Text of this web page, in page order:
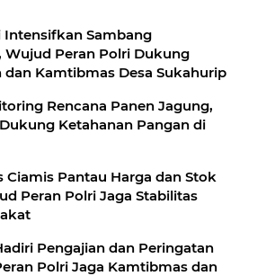
Intensifkan Sambang
Peran Polri Dukung
dan Kamtibmas Desa Sukahurip
Rencana Panen Jagung,
Ketahanan Pangan di
Ciamis Pantau Harga dan Stok
Peran Polri Jaga Stabilitas
Pengajian dan Peringatan
Polri Jaga Kamtibmas dan